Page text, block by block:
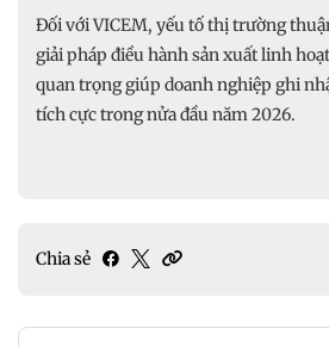
Đối với VICEM, yếu tố thị trường
giải pháp điều hành sản xuất linh
quan trọng giúp doanh nghiệp ghi
tích cực trong nửa đầu năm 2026.
Chia sẻ